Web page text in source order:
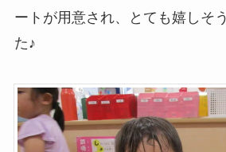
ートが用意され、とても嬉しそ
た♪